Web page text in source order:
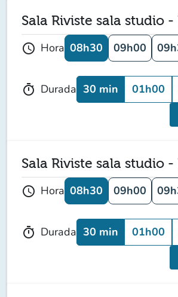
Sala Riviste sala studio -
schedule Hora 08h30 09h00
timer Durada 30 min 01h00
Sala Riviste sala studio -
schedule Hora 08h30 09h00
timer Durada 30 min 01h00